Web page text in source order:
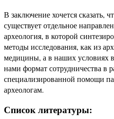
В заключение хочется сказать,
существует отдельное
археология, в которой
методы исследования, как из
медицины, а в наших условиях
нами формат сотрудничества в
специализированной помощи
археологам.
Список литературы: